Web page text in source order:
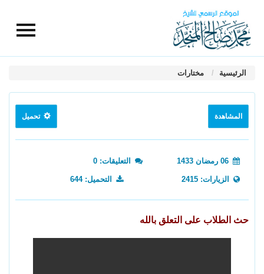
الرئيسية مختارات
المشاهدة تحميل
التعليقات: 0
الزيارات: 2415 التحميل: 644
حث الطلاب على التعلق بالله